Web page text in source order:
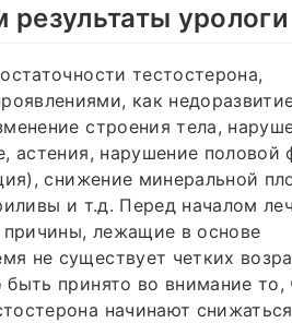
урологи
тестостерона,
как
строения тела,
астения, нарушение половой
снижение минеральной
и т.д. Перед началом
лежащие в основе
не существует четких
принято во внимание то,
начинают